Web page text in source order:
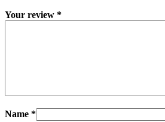
Your review *
Name *